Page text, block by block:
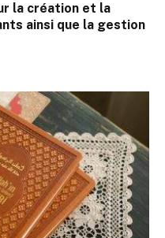
la création et la
ainsi que la gestion